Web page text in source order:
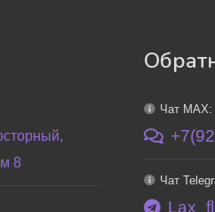
8
Чат MAX:
Чат